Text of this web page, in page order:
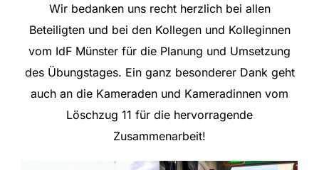
Wir bedanken uns recht herzlich bei allen
Beteiligten und bei den Kollegen und Kolleginnen
vom IdF Münster für die Planung und Umsetzung
des Übungstages. Ein ganz besonderer Dank geht
auch an die Kameraden und Kameradinnen vom
Löschzug 11 für die hervorragende
Zusammenarbeit!